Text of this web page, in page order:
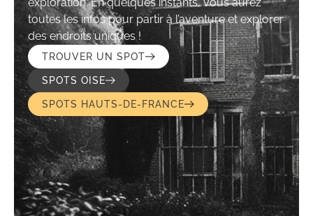
toutes les infos pour partir à l’aventure et explorer
des endroits uniques !
TROUVER UN SPOT
SPOTS OISE
SPOTS HAUTS-DE-FRANCE